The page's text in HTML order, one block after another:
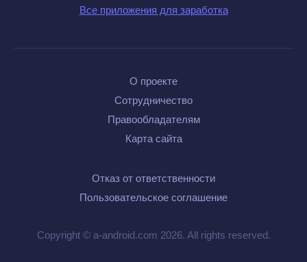
Все приложения для заработка
О проекте
Сотрудничество
Правообладателям
Карта сайта
Отказ от ответственности
Пользовательское соглашение
Copyright © a-android.com 2026. All rights reserved.